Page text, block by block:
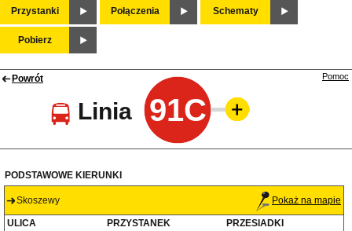
Przystanki Połączenia Schematy
Pobierz
Powrót
Linia 91C
Pomoc
PODSTAWOWE KIERUNKI
Skoszewy Pokaż na mapie
ULICA PRZYSTANEK
PRZESIADKI